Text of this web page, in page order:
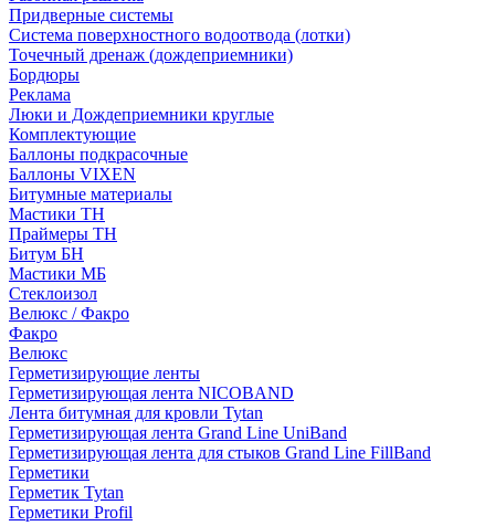
Придверные системы
Система поверхностного водоотвода (лотки)
Точечный дренаж (дождеприемники)
Бордюры
Рекламa
Люки и Дождеприемники круглые
Комплектующие
Баллоны подкрасочные
Баллоны VIXEN
Битумные материалы
Мастики ТН
Праймеры ТН
Битум БН
Мастики МБ
Стеклоизол
Велюкс / Факро
Факро
Велюкс
Герметизирующие ленты
Герметизирующая лента NICOBAND
Лента битумная для кровли Tytan
Герметизирующая лента Grand Line UniBand
Герметизирующая лента для стыков Grand Line FillBand
Герметики
Герметик Tytan
Герметики Profil